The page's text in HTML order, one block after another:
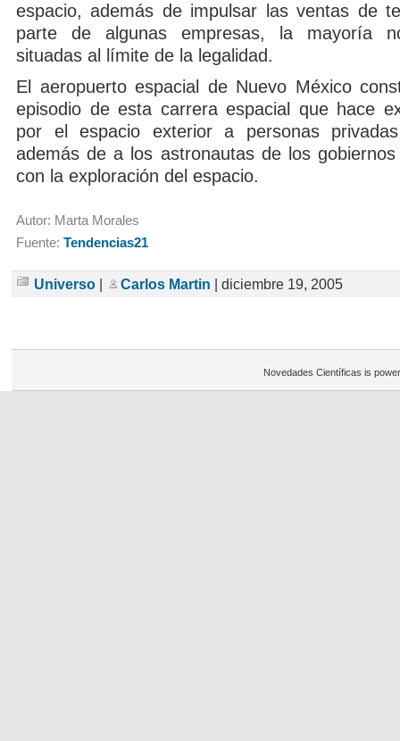
espacio, además de impulsar las ventas de
parte de algunas empresas, la mayoría
situadas al límite de la legalidad.
El aeropuerto espacial de Nuevo México
episodio de esta carrera espacial que hace
por el espacio exterior a personas
además de a los astronautas de los
con la exploración del espacio.
Autor: Marta Morales
Fuente: Tendencias21
Universo Carlos Martin | diciembre 19, 2005
Novedades Científicas is